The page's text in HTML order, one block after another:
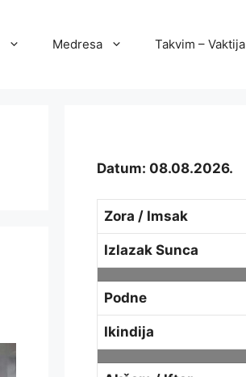
Medresa Takvim – Vaktija
Datum: 08.08.2026.
Zora / Imsak
Izlazak Sunca
Podne
Ikindija